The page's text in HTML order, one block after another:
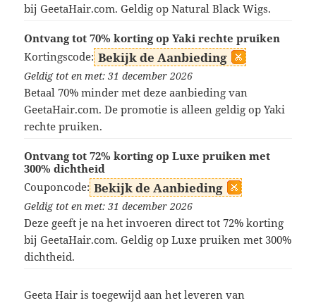
bij GeetaHair.com. Geldig op Natural Black Wigs.
Ontvang tot 70% korting op Yaki rechte pruiken
Kortingscode: Bekijk de Aanbieding
Geldig tot en met: 31 december 2026
Betaal 70% minder met deze aanbieding van
GeetaHair.com. De promotie is alleen geldig op Yaki
rechte pruiken.
Ontvang tot 72% korting op Luxe pruiken met
300% dichtheid
Couponcode: Bekijk de Aanbieding
Geldig tot en met: 31 december 2026
Deze geeft je na het invoeren direct tot 72% korting
bij GeetaHair.com. Geldig op Luxe pruiken met 300%
dichtheid.
Geeta Hair is toegewijd aan het leveren van